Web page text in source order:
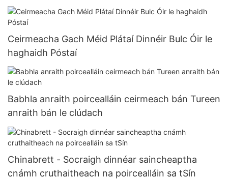
as Dinnerware Porcelain White Buffett
Ceirmeacha Gach Méid Plátaí Dinnéir Bulc Óir le
haghaidh Póstaí
Babhla anraith poircealláin ceirmeach bán Tureen
anraith bán le clúdach
Chinabrett - Socraigh dinnéar saincheaptha
cnámh cruthaitheach na poircealláin sa tSín